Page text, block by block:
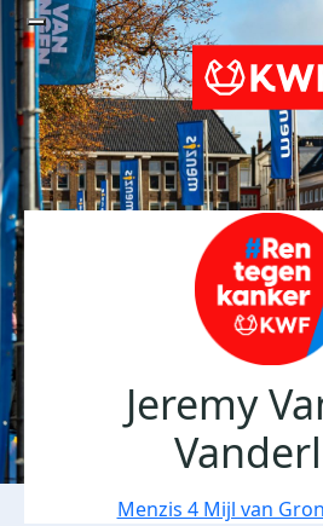
Jeremy
Menzis 4 Mijl van